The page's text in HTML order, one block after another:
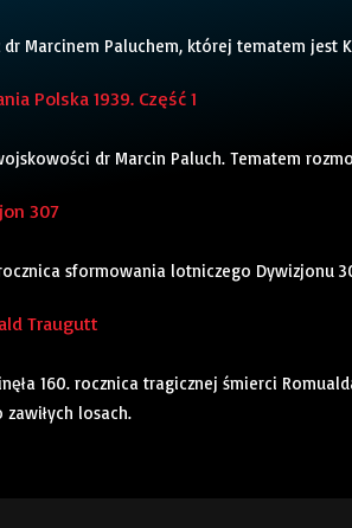
dr Marcinem Paluchem, której tematem jest
Polska 1939. Część 1
dr Marcin Paluch. Tematem
307
sformowania lotniczego Dywizjonu
Traugutt
160. rocznica tragicznej śmierci
losach.